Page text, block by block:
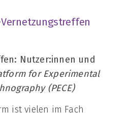
Vernetzungstreffen
Nutzer:innen und
for Experimental
(PECE)
ist vielen im Fach